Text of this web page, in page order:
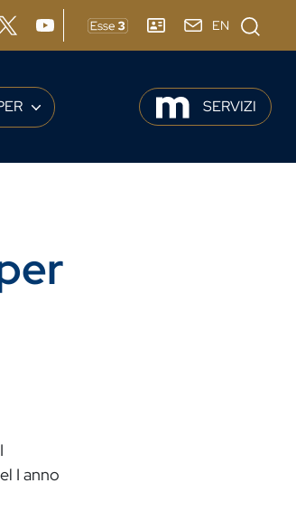
YouTubeESSE3 RUBRICA
webmail
EN Cerca
SERVIZI
I anno